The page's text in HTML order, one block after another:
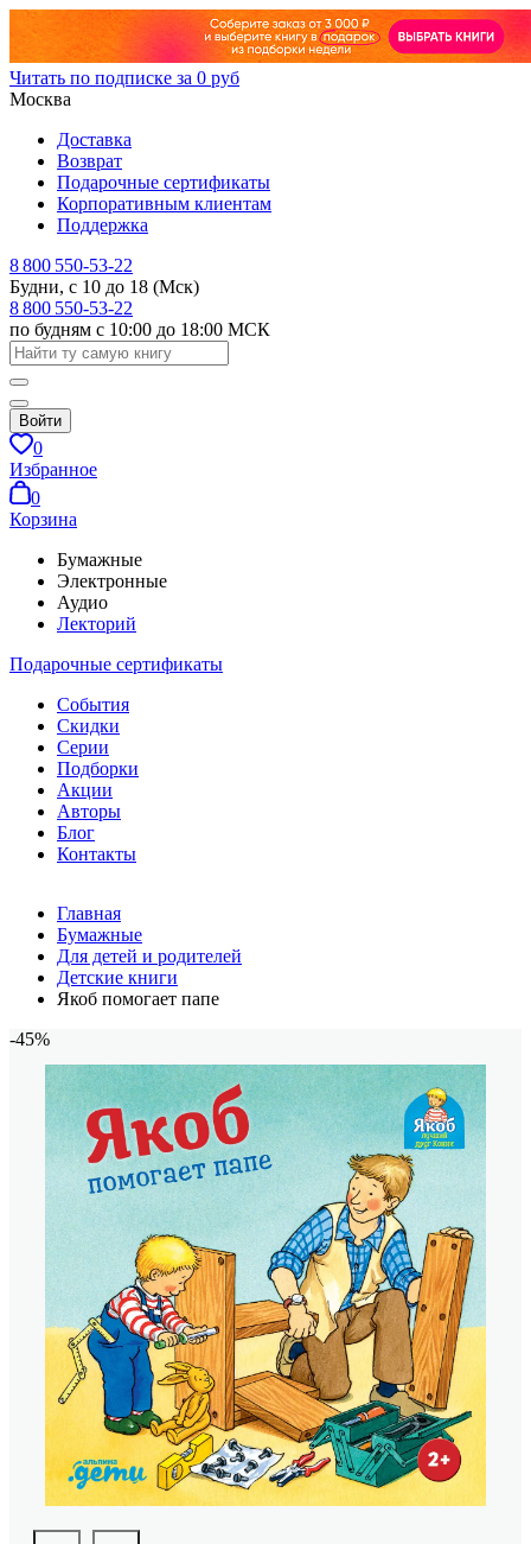
Читать по подписке за 0 руб
Москва
Доставка
Возврат
Подарочные сертификаты
Корпоративным клиентам
Поддержка
8 800 550-53-22
Будни, с 10 до 18 (Мск)
8 800 550-53-22
по будням с 10:00 до 18:00 МСК
Войти
0
Избранное
0
Корзина
Бумажные
Электронные
Аудио
Лекторий
Подарочные сертификаты
События
Скидки
Серии
Подборки
Акции
Авторы
Блог
Контакты
Главная
Бумажные
Для детей и родителей
Детские книги
Якоб помогает папе
-45%